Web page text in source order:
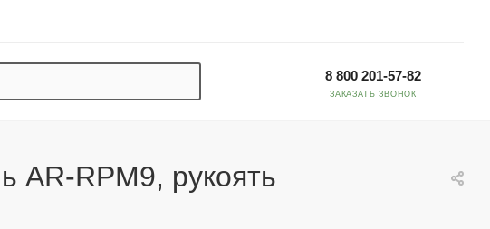
8 800 201-57-82
ЗАКАЗАТЬ ЗВОНОК
AR-RPM9, рукоять